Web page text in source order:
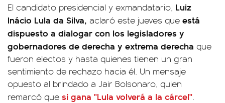
El candidato presidencial y exmandatario, Luiz
Inácio Lula da Silva, aclaró este jueves que está
dispuesto a dialogar con los legisladores y
gobernadores de derecha y extrema derecha que
fueron electos y hasta quienes tienen un gran
sentimiento de rechazo hacia él. Un mensaje
opuesto al brindado a Jair Bolsonaro, quien
remarcó que si gana "Lula volverá a la cárcel".